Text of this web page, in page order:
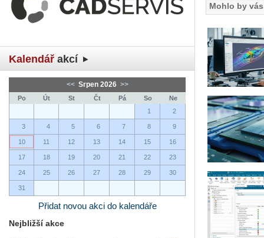
Kalendář akcí
<< Srpen 2026 >>
Po Út St Čt Pá So
Ne
1
2
3 4 5 6 7 8 9
10 11 12 13 14 15 16
17 18 19 20 21 22 23
24 25 26 27 28 29 30
31
Přidat novou akci do kalendáře
Nejbližší akce
Mohlo by